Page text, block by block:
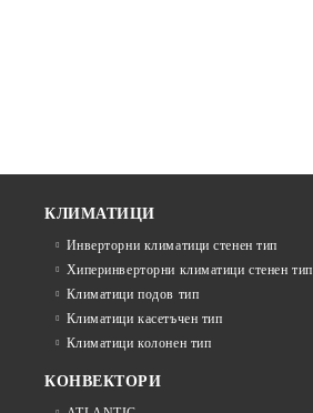
КЛИМАТИЦИ
Инверторни климатици стенен тип
Хиперинверторни климатици стенен тип
Климатици подов тип
Климатици касетъчен тип
Климатици колонен тип
КОНВЕКТОРИ